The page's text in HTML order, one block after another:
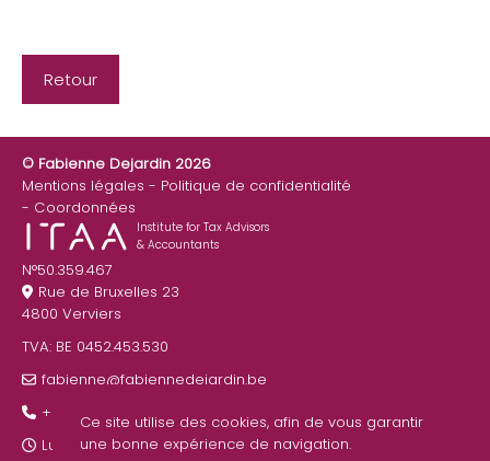
Retour
© Fabienne Dejardin 2026
Mentions légales
Politique de confidentialité
Coordonnées
Institute for Tax Advisors
& Accountants
N°50.359.467
Rue de Bruxelles 23
4800 Verviers
TVA: BE 0452.453.530
fabienne@fabiennedejardin.be
+32 87 22 26 90
Lundi au Vendredi : 9:00 - 17:00
Ce site utilise des cookies, afin de vous garantir
une bonne expérience de navigation.